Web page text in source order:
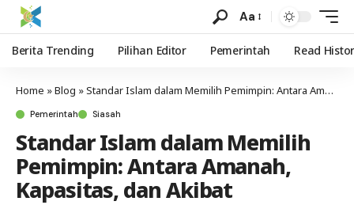
Aa
Berita Trending Pilihan Editor Pemerintah Read
Home »Blog »Standar Islam dalam Memilih Pemimpin: Antara Amanah, Kapasitas, dan Akibat
Pemerintah Siasah
Standar Islam dalam Memilih
Pemimpin: Antara Amanah,
Kapasitas, dan Akibat